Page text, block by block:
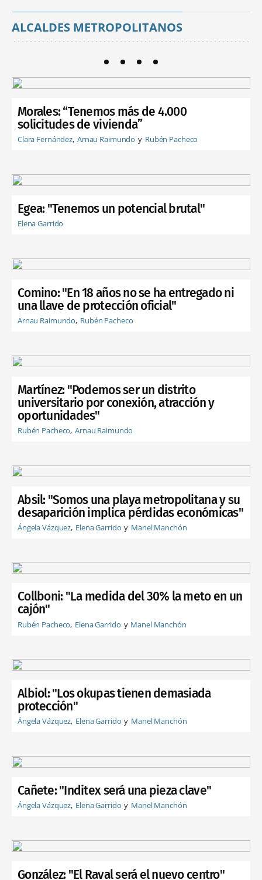
ALCALDES METROPOLITANOS
Morales: “Tenemos más de 4.000
solicitudes de vivienda”
Clara Fernández Arnau Raimundo Rubén Pacheco
Egea: "Tenemos un potencial brutal"
Elena Garrido
Comino: "En 18 años no se ha entregado ni
una llave de protección oficial"
Arnau Raimundo Rubén Pacheco
Martínez: "Podemos ser un distrito
universitario por conexión, atracción y
oportunidades"
Rubén Pacheco Arnau Raimundo
Absil: "Somos una playa metropolitana y su
desaparición implica pérdidas económicas"
Ángela Vázquez Elena Garrido Manel Manchón
Collboni: "La medida del 30% la meto en un
cajón"
Rubén Pacheco Elena Garrido Manel Manchón
Albiol: "Los okupas tienen demasiada
protección"
Ángela Vázquez Elena Garrido Manel Manchón
Cañete: "Inditex será una pieza clave"
Ángela Vázquez Elena Garrido Manel Manchón
González: "El Raval será el nuevo centro"